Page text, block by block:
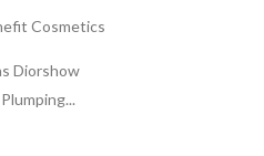
Cosmetics
Diorshow